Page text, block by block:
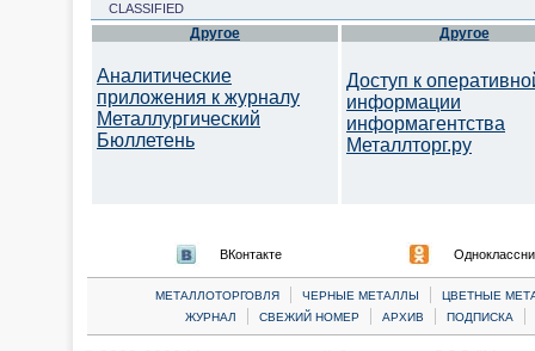
CLASSIFIED
Другое
Аналитические
приложения к журналу
Металлургический
Бюллетень
Другое
Доступ к
информации
информагентства
Металлторг.ру
ВКонтакте
МЕТАЛЛОТОРГОВЛЯ | ЧЕРНЫЕ МЕТАЛЛЫ |
ЦВЕТНЫЕ
ЖУРНАЛ
| СВЕЖИЙ НОМЕР | АРХИВ | ПОДПИСКА |